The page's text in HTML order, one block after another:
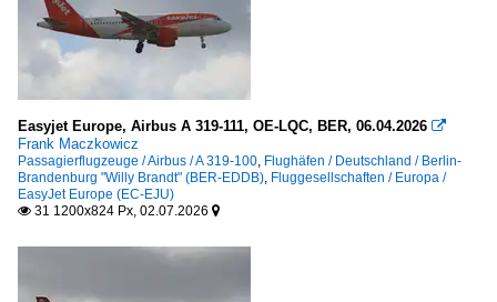
Easyjet Europe, Airbus A 319-111, OE-LQC, BER, 06.04.2026 
Frank Maczkowicz
Passagierflugzeuge / Airbus / A 319-100, Flughäfen / Deutschland / Berlin-
Brandenburg "Willy Brandt" (BER-EDDB), Fluggesellschaften / Europa /
EasyJet Europe (EC-EJU)
 31 1200x824 Px, 02.07.2026 